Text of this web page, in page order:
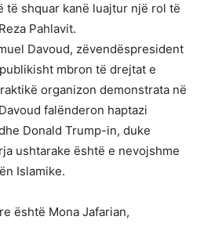
të shquar kanë luajtur një rol të
Pahlavit.
Davoud, zëvendëspresident
mbron të drejtat e
organizon demonstrata në
falënderon haptazi
Donald Trump-in, duke
ushtarake është e nevojshme
Islamike.
është Mona Jafarian,